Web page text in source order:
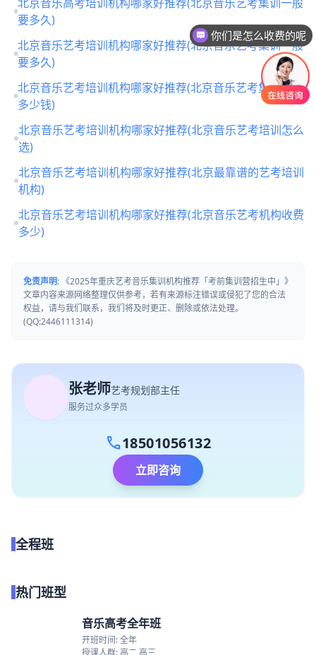
要多久)
北京音乐艺考培训机构哪家好推荐(北京音乐艺考集训一般
要多久)
北京音乐艺考培训机构哪家好推荐(北京音乐艺考集训一般
多少钱)
北京音乐艺考培训机构哪家好推荐(北京音乐艺考培训怎么
选)
北京音乐艺考培训机构哪家好推荐(北京最靠谱的艺考培训
机构)
北京音乐艺考培训机构哪家好推荐(北京音乐艺考机构收费
多少)
免责声明: 《2025年重庆艺考音乐集训机构推荐「考前集训营招生中」》
文章内容来源网络整理仅供参考，若有来源标注错误或侵犯了您的合法
权益，请与我们联系，我们将及时更正、删除或依法处理。
(QQ:2446111314)
张老师艺考规划部主任
服务过众多学员
call18501056132
立即咨询
全程班
热门班型
音乐高考全年班
开班时间: 全年
授课人群: 高二 高三
你们是怎么收费的呢